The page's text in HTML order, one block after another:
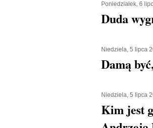
Poniedziałek, 6
Duda
Niedziela, 5 lipca
Damą
Niedziela, 5 lipca
Kim jest